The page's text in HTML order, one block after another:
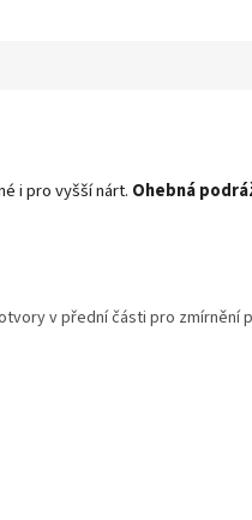
i pro vyšší nárt. Ohebná
v přední části pro zmírnění